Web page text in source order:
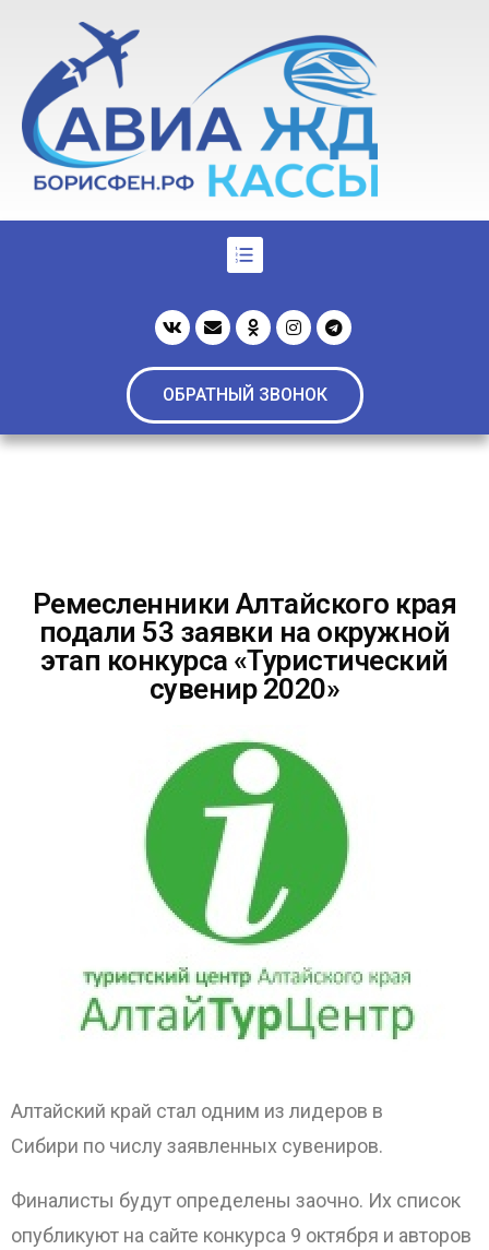
ОБРАТНЫЙ ЗВОНОК
Ремесленники Алтайского края
подали 53 заявки на окружной
этап конкурса «Туристический
сувенир 2020»
Алтайский край стал одним из лидеров в
Сибири по числу заявленных сувениров.
Финалисты будут определены заочно. Их список
опубликуют на сайте конкурса 9 октября и авторов